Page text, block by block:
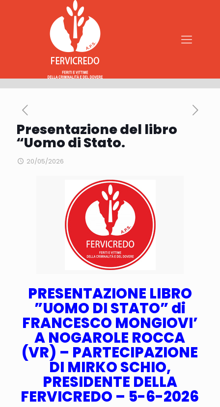
Presentazione del libro
“Uomo di Stato.
20/05/2026
PRESENTAZIONE LIBRO
”UOMO DI STATO” di
FRANCESCO MONGIOVI’
A NOGAROLE ROCCA
(VR) – PARTECIPAZIONE
DI MIRKO SCHIO,
PRESIDENTE DELLA
FERVICREDO – 5-6-2026